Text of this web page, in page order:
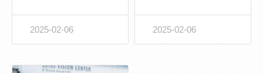
2025-02-06 2025-02-06